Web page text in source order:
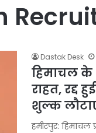
Dastak Desk
हिमाचल के
राहत, रद्द
शुल्क
हमीरपुर: हिमाचल